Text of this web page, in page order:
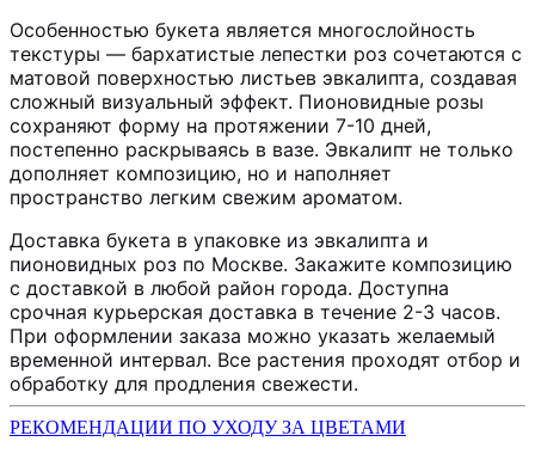
Особенностью букета является многослойность
текстуры — бархатистые лепестки роз сочетаются с
матовой поверхностью листьев эвкалипта, создавая
сложный визуальный эффект. Пионовидные розы
сохраняют форму на протяжении 7-10 дней,
постепенно раскрываясь в вазе. Эвкалипт не только
дополняет композицию, но и наполняет
пространство легким свежим ароматом.
Доставка букета в упаковке из эвкалипта и
пионовидных роз по Москве. Закажите композицию
с доставкой в любой район города. Доступна
срочная курьерская доставка в течение 2-3 часов.
При оформлении заказа можно указать желаемый
временной интервал. Все растения проходят отбор и
обработку для продления свежести.
РЕКОМЕНДАЦИИ ПО УХОДУ ЗА ЦВЕТАМИ